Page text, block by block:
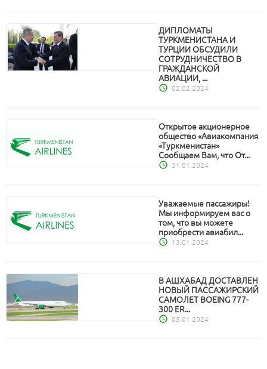
ДИПЛОМАТЫ
ТУРКМЕНИСТАНА И
ТУРЦИИ ОБСУДИЛИ
СОТРУДНИЧЕСТВО В
ГРАЖДАНСКОЙ
АВИАЦИИ, ...
02.02.2024
Открытое акционерное
общество «Авиакомпания
«Туркменистан»
Сообщаем Вам, что От...
31.01.2024
Уважаемые пассажиры!
Мы информируем вас о
том, что вы можете
приобрести авиабил...
13.01.2024
В АШХАБАД ДОСТАВЛЕН
НОВЫЙ ПАССАЖИРСКИЙ
САМОЛЕТ BOEING 777-
300 ER...
05.01.2024